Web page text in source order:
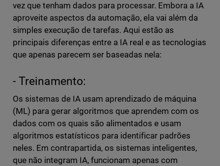
vez que tenham dados para processar. Embora a IA
aproveite aspectos da automação, ela vai além da
simples execução de tarefas. Aqui estão as
principais diferenças entre a IA real e as tecnologias
que apenas parecem ser baseadas nela:
- Treinamento:
Os sistemas de IA usam aprendizado de máquina
(ML) para gerar algoritmos que aprendem com os
dados com os quais são alimentados e usam
algoritmos estatísticos para identificar padrões
neles. Em contrapartida, os sistemas inteligentes,
que não integram IA, funcionam apenas com